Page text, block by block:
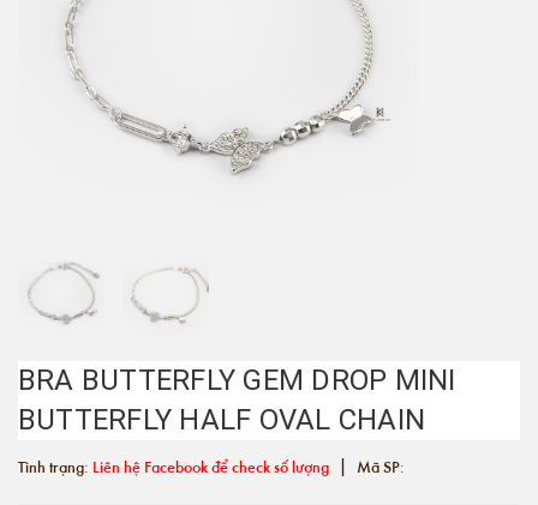
BRA BUTTERFLY GEM DROP MINI
BUTTERFLY HALF OVAL CHAIN
Tình trạng: Liên hệ Facebook để check số lượng | Mã SP: